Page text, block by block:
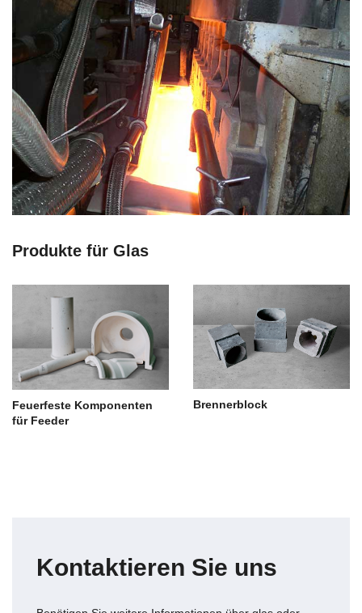
Produkte für Glas
Feuerfeste Komponenten
für Feeder
Brennerblock
Kontaktieren Sie uns